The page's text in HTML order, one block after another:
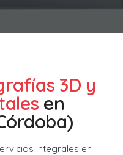
3D y
en
integrales en